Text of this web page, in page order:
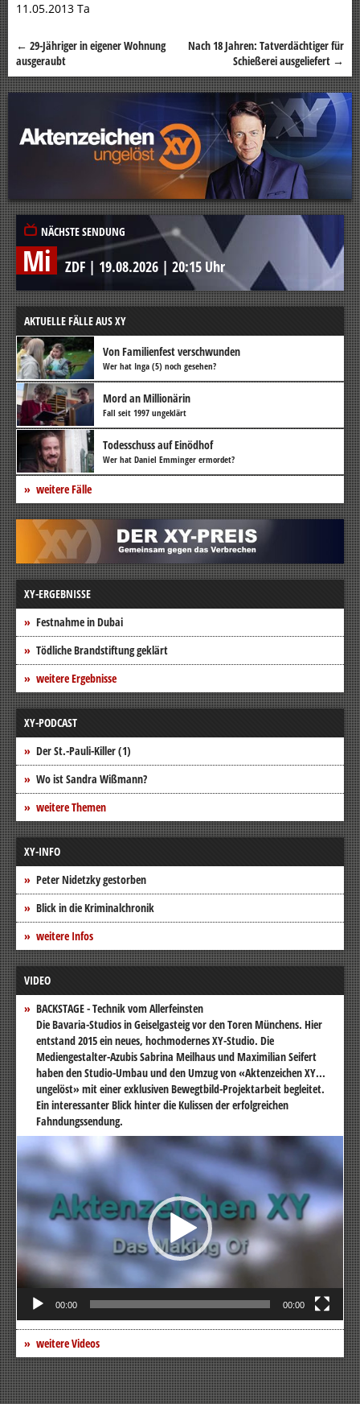
11.05.2013 Ta
Beitragsnavigation
← 29-Jähriger in eigener Wohnung
ausgeraubt
Nach 18 Jahren: Tatverdächtiger für
Schießerei ausgeliefert →
NÄCHSTE SENDUNG
Mi ZDF | 19.08.2026 | 20:15 Uhr
AKTUELLE FÄLLE AUS XY
Von Familienfest verschwunden
Wer hat Inga (5) noch gesehen?
Mord an Millionärin
Fall seit 1997 ungeklärt
Todesschuss auf Einödhof
Wer hat Daniel Emminger ermordet?
weitere Fälle
XY-ERGEBNISSE
Festnahme in Dubai
Tödliche Brandstiftung geklärt
weitere Ergebnisse
XY-PODCAST
Der St.-Pauli-Killer (1)
Wo ist Sandra Wißmann?
weitere Themen
XY-INFO
Peter Nidetzky gestorben
Blick in die Kriminalchronik
weitere Infos
VIDEO
BACKSTAGE - Technik vom Allerfeinsten
Die Bavaria-Studios in Geiselgasteig vor den Toren Münchens. Hier
entstand 2015 ein neues, hochmodernes XY-Studio. Die
Mediengestalter-Azubis Sabrina Meilhaus und Maximilian Seifert
haben den Studio-Umbau und den Umzug von «Aktenzeichen XY...
ungelöst» mit einer exklusiven Bewegtbild-Projektarbeit begleitet.
Ein interessanter Blick hinter die Kulissen der erfolgreichen
Fahndungssendung.
Video-
Player
00:00 00:00
weitere Videos